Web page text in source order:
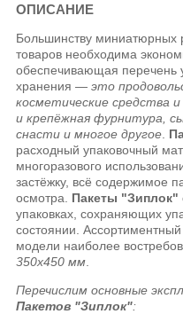
ОПИСАНИЕ
Большинству миниатюрных
товаров необходима
обеспечивающая перечень
хранения —это
косметические средства
и крепёжная фурнитура,
снасти и многое другое
расходный упаковочный
многоразового
застёжку, всё содержимое
осмотра. Пакеты "Зиплок"
упаковках, сохраняющих
состоянии.
модели наиболее
350x450 мм
Перечислим основные
Пакетов "Зиплок":